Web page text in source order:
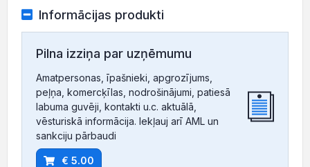
Informācijas produkti
Pilna izziņa par uzņēmumu
Amatpersonas, īpašnieki, apgrozījums,
peļņa, komercķīlas, nodrošinājumi, patiesā
labuma guvēji, kontakti u.c. aktuālā,
vēsturiskā informācija. Iekļauj arī AML un
sankciju pārbaudi
€ 5.00